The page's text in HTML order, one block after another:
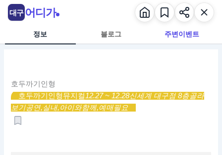
정보 블로그 주변이벤트
호두까기인형
호두까기인형뮤지컬12.27 ~ 12.28신세계 대구점 8층골라
보기공연,실내,아이와함께,예매필요
대구 어디가